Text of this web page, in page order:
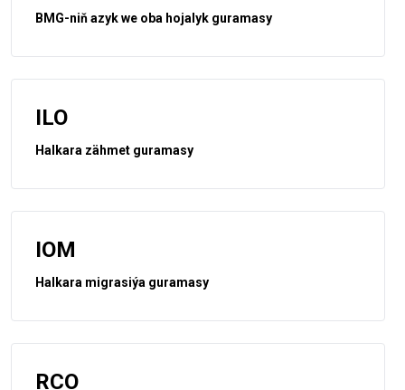
BMG-niň azyk we oba hojalyk guramasy
ILO
Halkara zähmet guramasy
IOM
Halkara migrasiýa guramasy
RCO